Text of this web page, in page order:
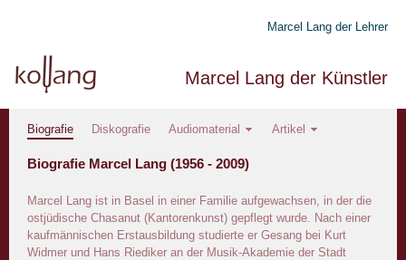
Marcel Lang der Lehrer
Marcel Lang der Künstler
Biografie Diskografie Audiomaterial Artikel
Biografie Marcel Lang (1956 - 2009)
Marcel Lang ist in Basel in einer Familie aufgewachsen, in der die
ostjüdische Chasanut (Kantorenkunst) gepflegt wurde. Nach einer
kaufmännischen Erstausbildung studierte er Gesang bei Kurt
Widmer und Hans Riediker an der Musik-Akademie der Stadt